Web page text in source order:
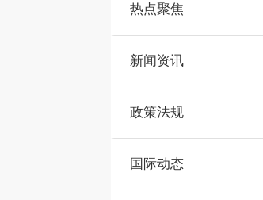
热点聚焦
新闻资讯
政策法规
国际动态